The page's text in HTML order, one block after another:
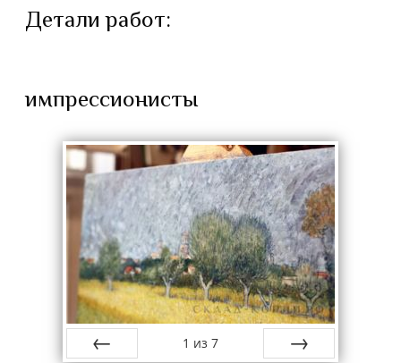
Детали работ:
импрессионисты
1 из 7